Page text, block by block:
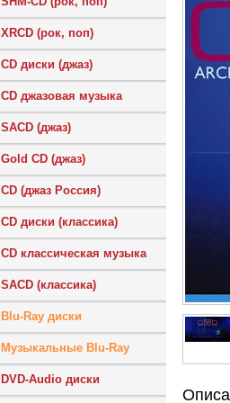
XRCD (рок, поп)
CD диски (джаз)
CD джазовая музыка
SACD (джаз)
Gold CD (джаз)
CD (джаз Россия)
CD диски (классика)
CD классическая музыка
SACD (классика)
Blu-Ray диски
Музыкальные Blu-Ray
DVD-Audio диски